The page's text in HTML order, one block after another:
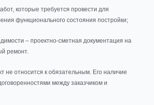
которые требуется провести для
функционального состояния постройки;
– проектно-сметная документация на
ремонт.
не относится к обязательным. Его наличие
между заказчиком и